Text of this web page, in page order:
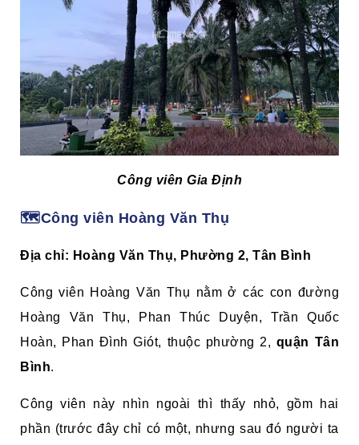
Công viên Gia Định
🗺️Công viên Hoàng Văn Thụ
Địa chỉ: Hoàng Văn Thụ, Phường 2, Tân Bình
Công viên Hoàng Văn Thụ nằm ở các con đường
Hoàng Văn Thụ, Phan Thúc Duyện, Trần Quốc
Hoàn, Phan Đình Giót, thuộc phường 2, quận Tân
Bình.
Công viên này nhìn ngoài thì thấy nhỏ, gồm hai
phần (trước đây chỉ có một, nhưng sau đó người ta